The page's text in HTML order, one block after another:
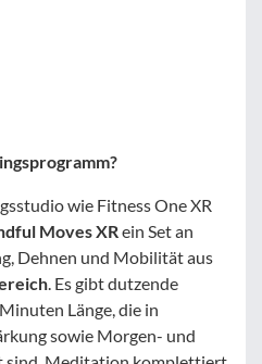
wie Fitness One XR
Moves XRein Set an
Dehnen und Mobilität aus
. Es gibt dutzende
Länge, die in
sowie Morgen- und